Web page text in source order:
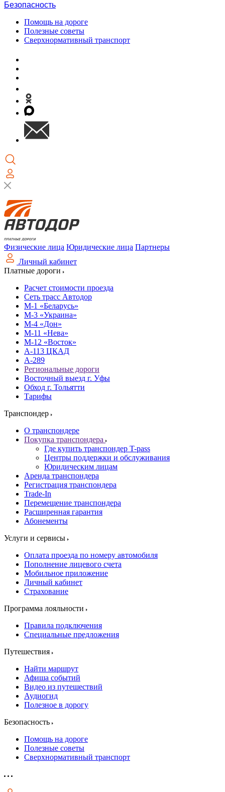
Безопасность
Помощь на дороге
Полезные советы
Сверхнормативный транспорт
Физические лица Юридические лица Партнеры
Личный кабинет
Платные дороги
Расчет стоимости проезда
Сеть трасс Автодор
М-1 «Беларусь»
М-3 «Украина»
М-4 «Дон»
М-11 «Нева»
М-12 «Восток»
А-113 ЦКАД
А-289
Региональные дороги
Восточный выезд г. Уфы
Обход г. Тольятти
Тарифы
Транспондер
О транспондере
Покупка транспондера
Где купить транспондер T-pass
Центры поддержки и обслуживания
Юридическим лицам
Аренда транспондера
Регистрация транспондера
Trade-In
Перемещение транспондера
Расширенная гарантия
Абонементы
Услуги и сервисы
Оплата проезда по номеру автомобиля
Пополнение лицевого счета
Мобильное приложение
Личный кабинет
Страхование
Программа лояльности
Правила подключения
Специальные предложения
Путешествия
Найти маршрут
Афиша событий
Видео из путешествий
Аудиогид
Полезное в дорогу
Безопасность
Помощь на дороге
Полезные советы
Сверхнормативный транспорт